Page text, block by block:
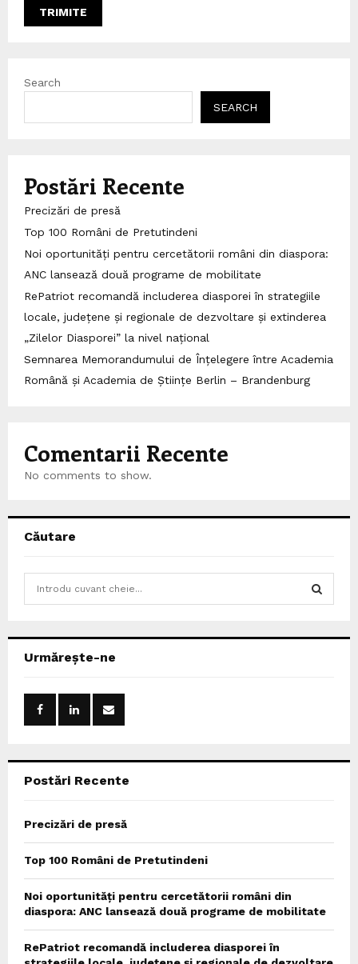
Search
SEARCH
Postări Recente
Precizări de presă
Top 100 Români de Pretutindeni
Noi oportunități pentru cercetătorii români din diaspora:
ANC lansează două programe de mobilitate
RePatriot recomandă includerea diasporei în strategiile
locale, județene și regionale de dezvoltare și extinderea
„Zilelor Diasporei” la nivel național
Semnarea Memorandumului de Înțelegere între Academia
Română și Academia de Științe Berlin – Brandenburg
Comentarii Recente
No comments to show.
Căutare
h
Urmărește-ne
Postări Recente
Precizări de presă
Top 100 Români de Pretutindeni
Noi oportunități pentru cercetătorii români din
diaspora: ANC lansează două programe de mobilitate
RePatriot recomandă includerea diasporei în